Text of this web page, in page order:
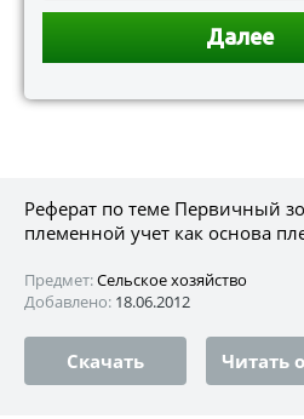
Реферат по теме Первичный
племенной учет как основа
Предмет:Сельское хозяйство
Добавлено: 18.06.2012
Скачать Читать